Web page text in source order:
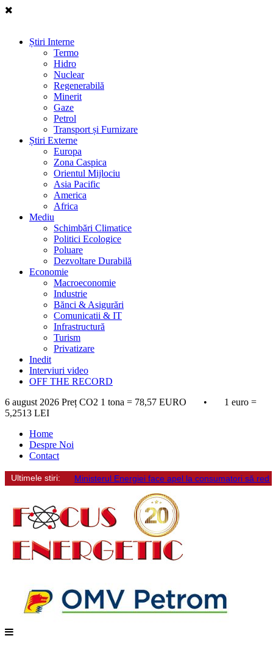
Știri Interne
Termo
Hidro
Nuclear
Regenerabilă
Minerit
Gaze
Petrol
Transport și Furnizare
Știri Externe
Europa
Zona Caspica
Orientul Mijlociu
Asia Pacific
America
Africa
Mediu
Schimbări Climatice
Politici Ecologice
Poluare
Dezvoltare Durabilă
Economie
Macroeconomie
Industrie
Bănci & Asigurări
Comunicatii & IT
Infrastructură
Turism
Privatizare
Inedit
Interviuri video
OFF THE RECORD
6 august 2026 Preț CO2 1 tona = 78,57 EURO • 1 euro =
5,2513 LEI
Home
Despre Noi
Contact
Ultimele stiri: Ministerul Energiei face apel la consumatori să